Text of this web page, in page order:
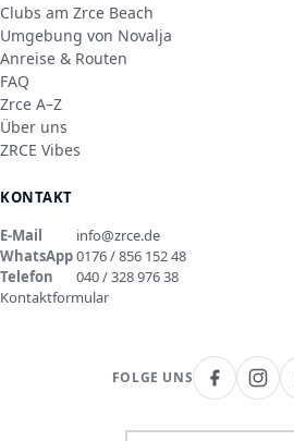
Clubs am Zrce Beach
Umgebung von Novalja
Anreise & Routen
FAQ
Zrce A–Z
Über uns
ZRCE Vibes
KONTAKT
E-Mail
info@zrce.de
WhatsApp0176 / 856 152 48
Telefon
040 / 328 976 38
Kontaktformular
FOLGE UNS